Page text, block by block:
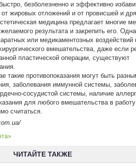
безболезненно и эффективно
от жировых отложений и от провисшей и
медицина предлагает многие
результата и закрепить его.
или медикаментозных воздействий
вмешательства, даже если
пластической операции, существуют
такие противопоказания могут быть
заболевания иммунной системы,
сосудистой системы, наличие
для любого вмешательства в
считаться.
ЧИТАЙТЕ ТАКЖЕ